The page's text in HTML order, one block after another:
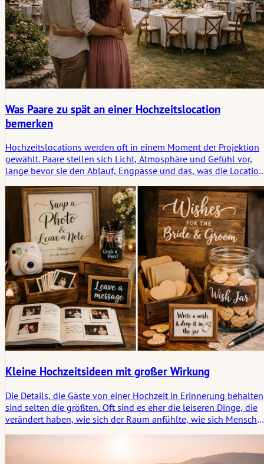
Was Paare zu spät an einer Hochzeitslocation
bemerken
Hochzeitslocations werden oft in einem Moment der Projektion
gewählt. Paare stellen sich Licht, Atmosphäre und Gefühl vor,
lange bevor sie den Ablauf, Engpässe und das, was die Location
beleuchtet, was Paare oft zu spät an einer Location bemerken,
und warum Erwartung und Realität früher beginnen, sich zu
trennen, als die meisten Leute denken.
Kleine Hochzeitsideen mit großer Wirkung
Die Details, die Gäste von einer Hochzeit in Erinnerung
sind selten die größten. Oft sind es eher die leiseren Dinge, die
verändert haben, wie sich der Raum anfühlte, wie sich
Hochzeitsideen, die eine größere Spur hinterlassen, weil sie wie